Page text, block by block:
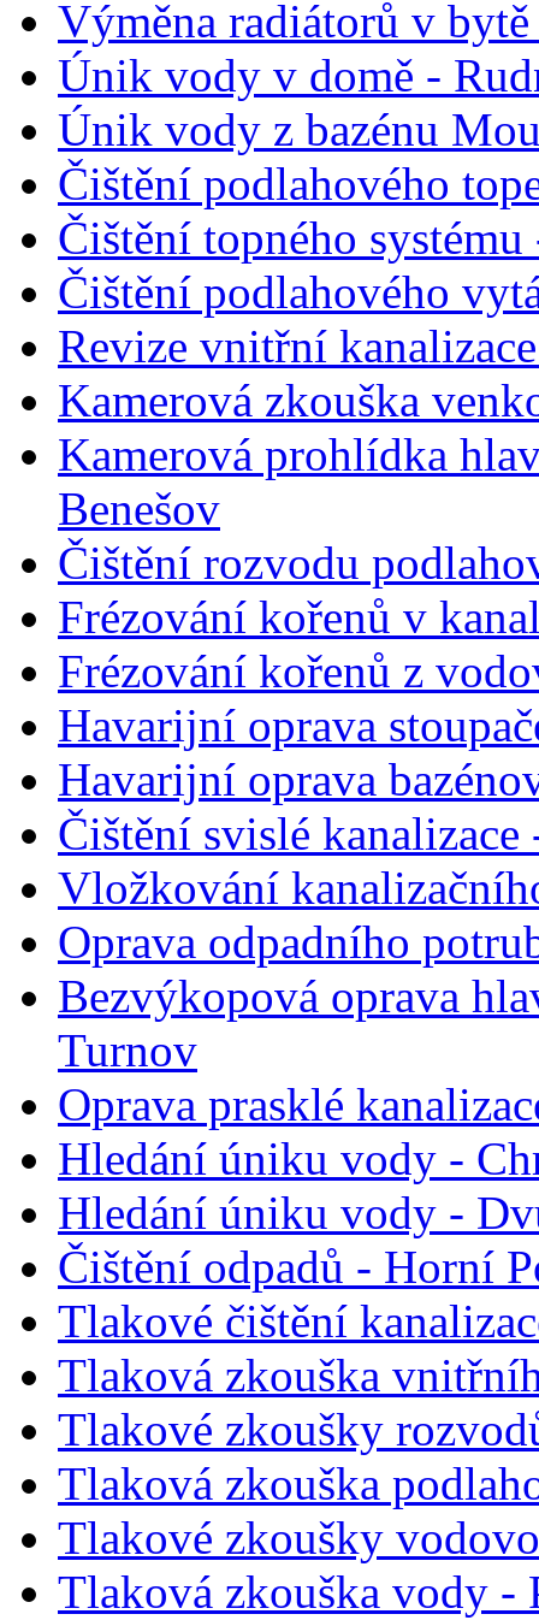
Výměna radiátorů v
Únik vody v domě -
Únik vody z bazénu
Čištění podlahového
Čištění topného
Čištění podlahového
Revize vnitřní
Kamerová zkouška
Kamerová prohlídka
Benešov
Čištění rozvodu
Frézování kořenů v
Frézování kořenů z
Havarijní oprava
Havarijní oprava
Čištění svislé kanalizace
Vložkování
Oprava odpadního
Bezvýkopová oprava
Turnov
Oprava prasklé
Hledání úniku vody -
Hledání úniku vody -
Čištění odpadů - Horní
Tlakové čištění
Tlaková zkouška
Tlakové zkoušky
Tlaková zkouška
Tlakové zkoušky
Tlaková zkouška vody -